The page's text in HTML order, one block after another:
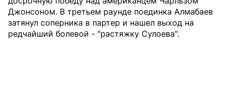
Джонсоном. В третьем раунде поединка Алмабаев
затянул соперника в партер и нашел выход на
редчайший болевой - "растяжку Сулоева".